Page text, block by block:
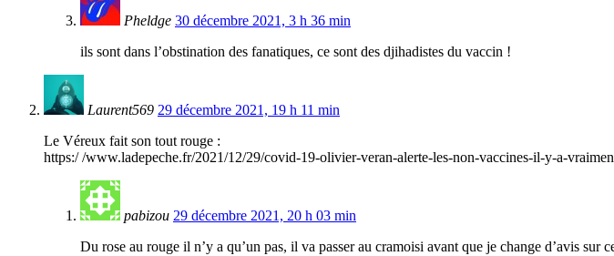
Pheldge 30 décembre 2021, 3 h 36 min
ils sont dans l’obstination des fanatiques, ce sont des djihadistes du vaccin !
Laurent569 29 décembre 2021, 19 h 11 min
Le Véreux fait son tout rouge :
https:/ /www.ladepeche.fr/2021/12/29/covid-19-olivier-veran-alerte-les-non-vaccines-il-y-a-
pabizou 29 décembre 2021, 20 h 03 min
Du rose au rouge il n’y a qu’un pas, il va passer au cramoisi avant que je change d’avis sur